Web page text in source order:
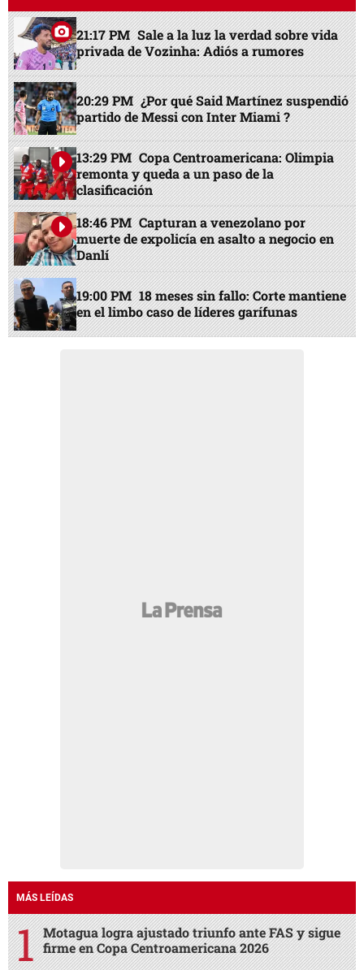
21:17 PM Sale a la luz la verdad sobre vida
privada de Vozinha: Adiós a rumores
20:29 PM ¿Por qué Said Martínez suspendió
partido de Messi con Inter Miami ?
13:29 PM Copa Centroamericana: Olimpia
remonta y queda a un paso de la
clasificación
18:46 PM Capturan a venezolano por
muerte de expolicía en asalto a negocio en
Danlí
19:00 PM 18 meses sin fallo: Corte mantiene
en el limbo caso de líderes garífunas
MÁS LEÍDAS
Motagua logra ajustado triunfo ante FAS y sigue
firme en Copa Centroamericana 2026